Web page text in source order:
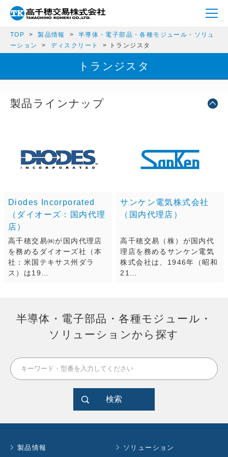
TOP 製品情報
半導体・電子部品・各種モジュール・ソリュ
ーション
ディスクリート トランジスタ
トランジスタ
製品ラインナップ
Diodes Incorporated
（ダイオーズ：国内代理
店）
高千穂交易㈱が国内代理店
を務めるダイオーズ社（本
社：米国テキサス州ダラ
ス）は19…
サンケン電気株式会社
（国内代理店）
高千穂交易（株）が国内代
理店を務めるサンケン電気
株式会社は、1946年（昭和
21…
半導体・電子部品・各種モジュール・
ソリューションから探す
検索
製品情報 ソリューション